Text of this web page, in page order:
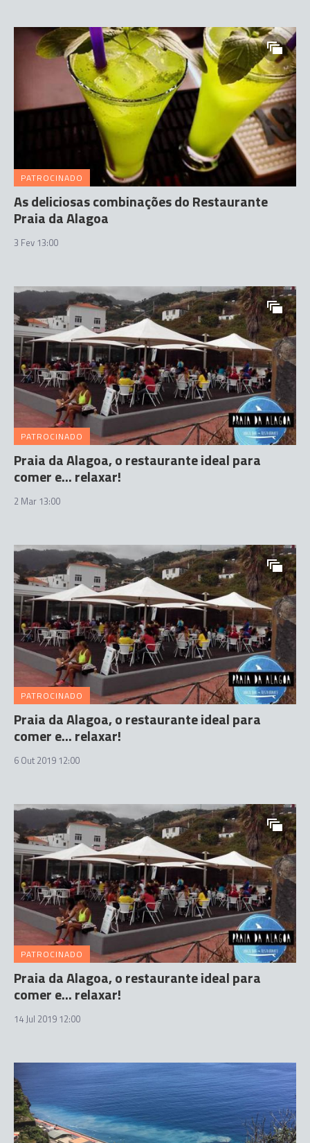
PATROCINADO
As deliciosas combinações do Restaurante
Praia da Alagoa
3 Fev 13:00
PATROCINADO
Praia da Alagoa, o restaurante ideal para
comer e... relaxar!
2 Mar 13:00
PATROCINADO
Praia da Alagoa, o restaurante ideal para
comer e... relaxar!
6 Out 2019 12:00
PATROCINADO
Praia da Alagoa, o restaurante ideal para
comer e... relaxar!
14 Jul 2019 12:00